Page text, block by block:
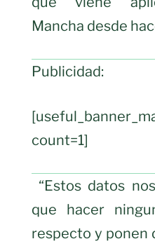
Mancha desde
Publicidad:
count=1]
“Estos datos
que hacer
respecto y ponen